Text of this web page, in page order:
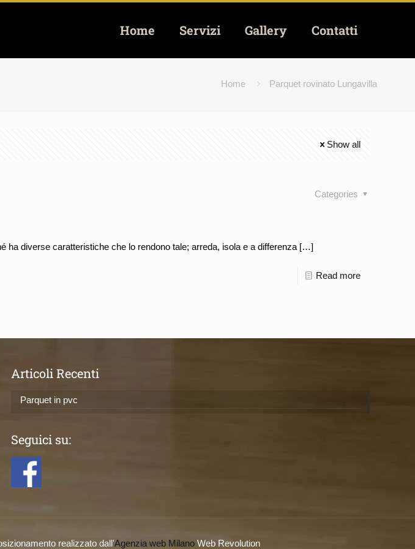
Home Servizi Gallery Contatti
Home Parquet rovinato Lungavilla
Show all
Categories
ha diverse caratteristiche che lo rendono tale; arreda, isola e a differenza […]
Read more
Articoli Recenti
Parquet in pvc
Seguici su:
realizzato dall'Agenzia web Milano Web Revolution